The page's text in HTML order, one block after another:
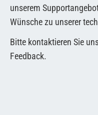
unserem
Wünsche zu unserer
Bitte kontaktieren Sie
Feedback.